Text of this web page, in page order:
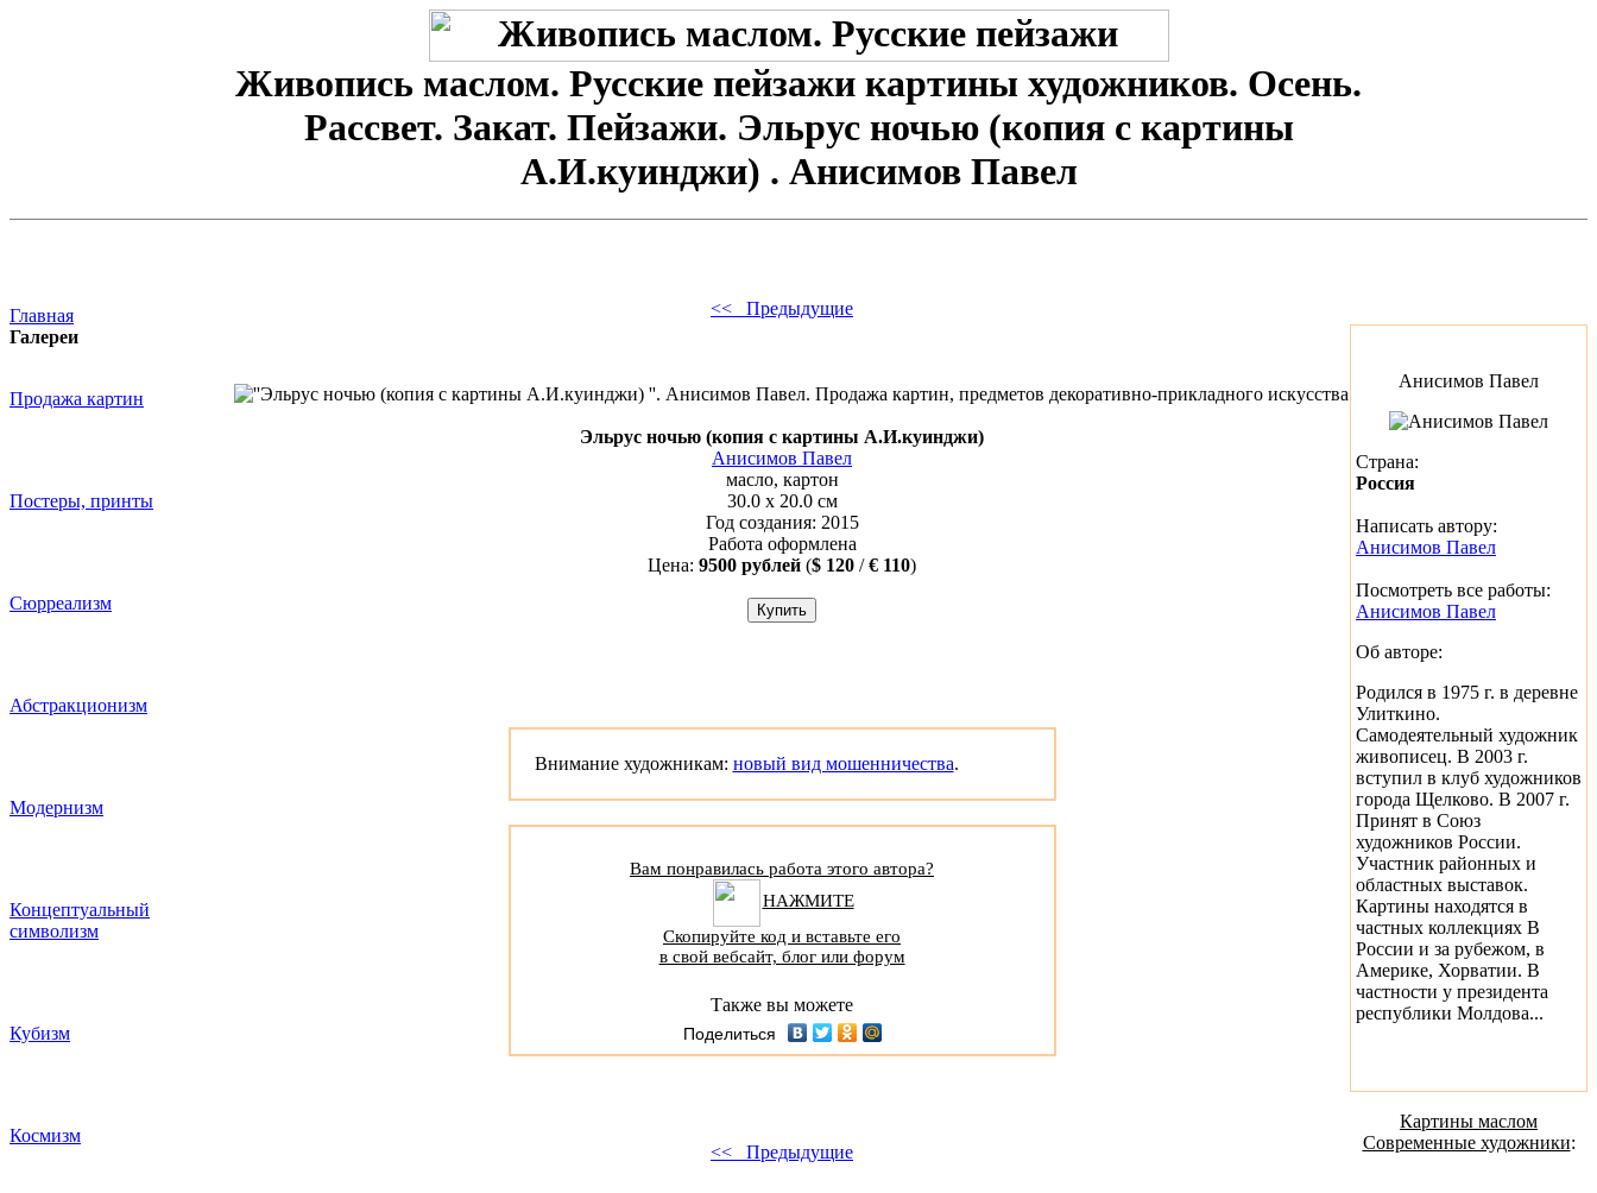
Живопись маслом. Русские пейзажи картины художников. Осень.
Рассвет. Закат. Пейзажи. Эльрус ночью (копия с картины
А.И.куинджи) . Анисимов Павел
Главная
Галереи
Продажа картин
Постеры, принты
Сюрреализм
Абстракционизм
Модернизм
Концептуальный
символизм
Кубизм
Космизм
<< Предыдущие
Эльрус ночью (копия с картины А.И.куинджи)
Анисимов Павел
масло, картон
30.0 x 20.0 см
Год создания: 2015
Работа оформлена
Цена: 9500 рублей ($ 120 /€ 110)
Внимание художникам: новый вид мошенничества.
Вам понравилась работа этого автора?
НАЖМИТЕ
Скопируйте код и вставьте его
в свой вебсайт, блог или форум
Также вы можете
Поделиться
<< Предыдущие
Анисимов Павел
Страна:
Россия
Написать автору:
Анисимов Павел
Посмотреть все работы:
Анисимов Павел
Об авторе:
Родился в 1975 г. в деревне
Улиткино.
Самодеятельный художник
живописец. В 2003 г.
вступил в клуб художников
города Щелково. В 2007 г.
Принят в Союз
художников России.
Участник районных и
областных выставок.
Картины находятся в
частных коллекциях В
России и за рубежом, в
Америке, Хорватии. В
частности у президента
республики Молдова...
Картины маслом
Современные художники: